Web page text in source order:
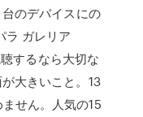
のデバイスにの
ラ ガレリア
するなら大切な
大きいこと。13
せん。人気の15